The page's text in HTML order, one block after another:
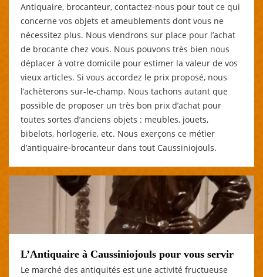
Antiquaire, brocanteur, contactez-nous pour tout ce qui
concerne vos objets et ameublements dont vous ne
nécessitez plus. Nous viendrons sur place pour l’achat
de brocante chez vous. Nous pouvons très bien nous
déplacer à votre domicile pour estimer la valeur de vos
vieux articles. Si vous accordez le prix proposé, nous
l’achèterons sur-le-champ. Nous tachons autant que
possible de proposer un très bon prix d’achat pour
toutes sortes d’anciens objets : meubles, jouets,
bibelots, horlogerie, etc. Nous exerçons ce métier
d’antiquaire-brocanteur dans tout Caussiniojouls.
L’Antiquaire à Caussiniojouls pour vous servir
Le marché des antiquités est une activité fructueuse